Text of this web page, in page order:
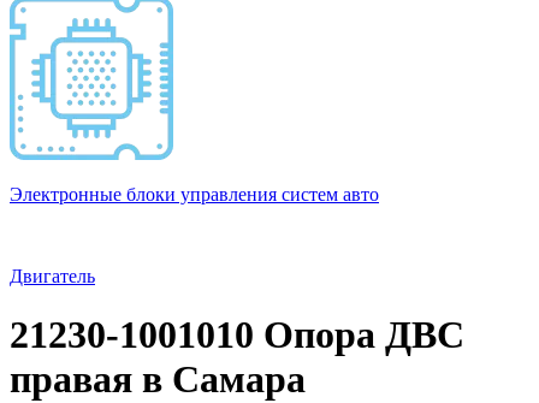
Электронные блоки управления систем авто
Двигатель
21230-1001010 Опора ДВС
правая в Самара